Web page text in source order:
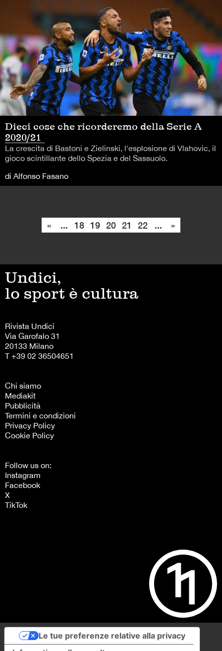
Dieci cose che ricorderemo della Serie A
2020/21
La crescita di Bastoni e Zielinski, l'esplosione di Vlahovic, il
gioco scintillante dello Spezia e del Sassuolo.
di Alfonso Fasano
« ... 18 19 20 21 22 ... »
Undici,
lo sport è cultura
Rivista Undici
Via Garofalo 31
20133 Milano
T +39 02 36504651
Chi siamo
Mediakit
Pubblicità
Termini e condizioni
Privacy Policy
Cookie Policy
Follow us on:
Instagram
Facebook
X
TikTok
Le tue preferenze relative alla privacy